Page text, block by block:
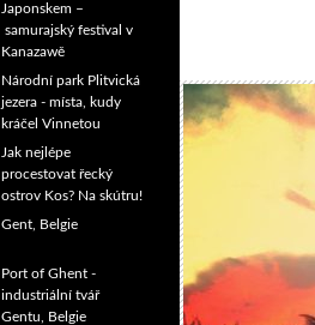
Japonskem –
samurajský festival v
Kanazawě
Národní park Plitvická
jezera - místa, kudy
kráčel Vinnetou
Jak nejlépe
procestovat řecký
ostrov Kos? Na skútru!
Gent, Belgie
Port of Ghent -
industriální tvář
Gentu, Belgie